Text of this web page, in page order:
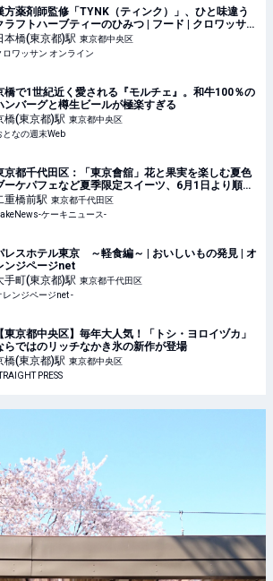
方薬剤師監修「TYNK（ティンク）」、ひと味違う
ラフトハーブティーのひみつ | フード | クロワッサン
ンライン
本橋(東京都)駅 東京都中央区
ロワッサン オンライン
橋で1世紀近く愛される『モルチェ』。和牛100％の
ンバーグと樽生ビールが極楽すぎる
橋(東京都)駅 東京都中央区
となの週末Web
京都千代田区：「東京會舘」花と果実を楽しむ夏色
ーケパフェなど夏季限定スイーツ、6月1日より順次
売
重橋前駅 東京都千代田区
ケーキニュース-
レスホテル東京 ～軽食編～ | おいしいもの発見 | オ
ンジページnet
手町(東京都)駅 東京都千代田区
レンジページnet -
【東京都中央区】毎年大人気！「トシ・ヨロイヅカ」
らではのリッチなかき氷の新作が登場
橋(東京都)駅 東京都中央区
PRESS